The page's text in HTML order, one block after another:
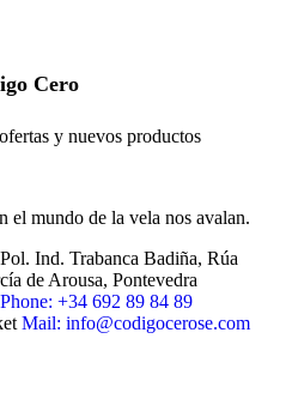
Cero
y nuevos productos
el mundo de la vela nos avalan.
Pol. Ind. Trabanca Badiña, Rúa
de Arousa, Pontevedra
Phone: +34 692 89 84 89
Mail: info@codigocerose.com